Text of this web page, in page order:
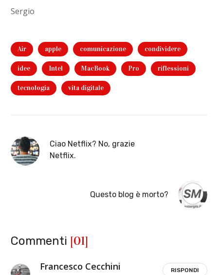
Sergio
Air apple comunicazione condividere
idee Intel MacBook Pro riflessioni
tecnologia vita digitale
Ciao Netflix? No, grazie
Netflix.
Questo blog è morto?
Commenti [01]
Francesco Cecchini RISPONDI